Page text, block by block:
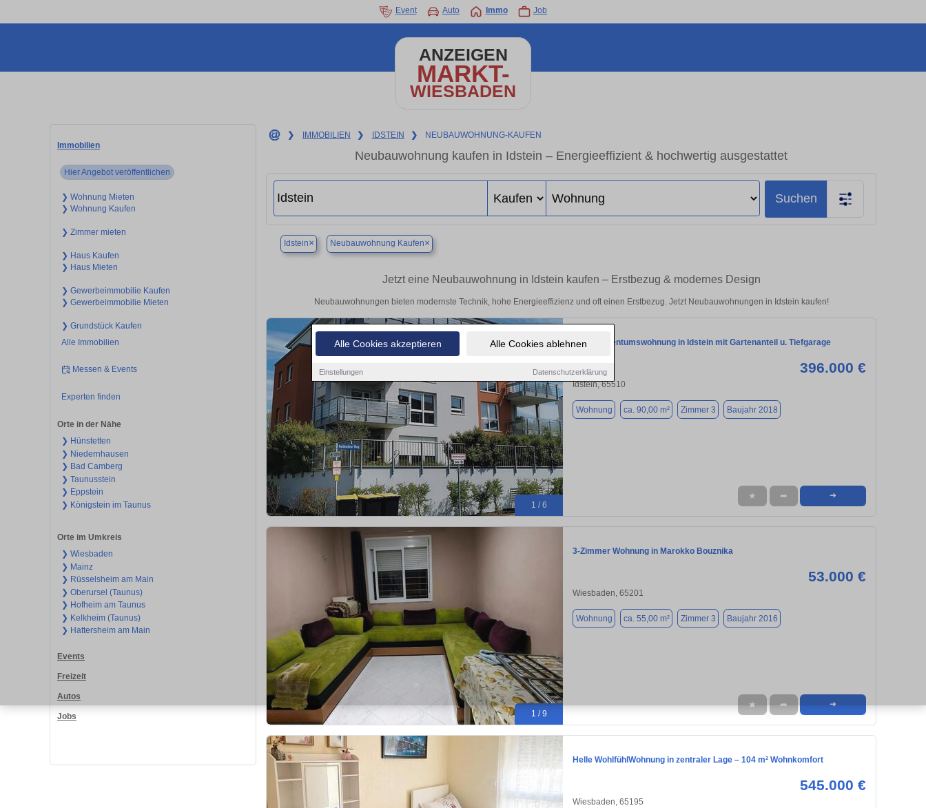
Alle Cookies akzeptieren Alle Cookies ablehnen
Einstellungen Datenschutzerklärung
Event Auto Immo Job
ANZEIGEN
MARKT-
WIESBADEN
Immobilien
Hier Angebot veröffentlichen
❯ Wohnung Mieten
❯ Wohnung Kaufen
❯ Zimmer mieten
❯ Haus Kaufen
❯ Haus Mieten
❯ Gewerbeimmobilie Kaufen
❯ Gewerbeimmobilie Mieten
❯ Grundstück Kaufen
Alle Immobilien
Messen & Events
Experten finden
Orte in der Nähe
❯ Hünstetten
❯ Niedernhausen
❯ Bad Camberg
❯ Taunusstein
❯ Eppstein
❯ Königstein im Taunus
Orte im Umkreis
❯ Wiesbaden
❯ Mainz
❯ Rüsselsheim am Main
❯ Oberursel (Taunus)
❯ Hofheim am Taunus
❯ Kelkheim (Taunus)
❯ Hattersheim am Main
Events
Freizeit
Autos
Jobs
❯ IMMOBILIEN ❯ IDSTEIN ❯ NEUBAUWOHNUNG-KAUFEN
Neubauwohnung kaufen in Idstein – Energieeffizient & hochwertig ausgestattet
Suchen
Idstein× Neubauwohnung Kaufen×
Jetzt eine Neubauwohnung in Idstein kaufen – Erstbezug & modernes Design
Neubauwohnungen bieten modernste Technik, hohe Energieeffizienz und oft einen Erstbezug. Jetzt Neubauwohnungen in Idstein kaufen!
1 / 6
3 ZKB Eigentumswohnung in Idstein mit Gartenanteil u. Tiefgarage
396.000 €
Idstein, 65510
Wohnung ca. 90,00 m² Zimmer 3 Baujahr 2018
★ ➦ ➜
1 / 9
3-Zimmer Wohnung in Marokko Bouznika
53.000 €
Wiesbaden, 65201
Wohnung ca. 55,00 m² Zimmer 3 Baujahr 2016
★ ➦ ➜
Helle WohlfühlWohnung in zentraler Lage – 104 m² Wohnkomfort
545.000 €
Wiesbaden, 65195